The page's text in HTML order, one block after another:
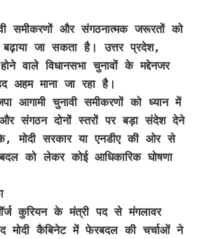
समीकरणों और संगठनात्मक जरूरतों को
जा सकता है। उत्तर प्रदेश,
वाले विधानसभा चुनावों के मद्देनजर
अहम माना जा रहा है।
आगामी चुनावी समीकरणों को ध्यान में
संगठन दोनों स्तरों पर बड़ा संदेश देने
मोदी सरकार या एनडीए की ओर से
को लेकर कोई आधिकारिक घोषणा
कुरियन के मंत्री पद से मंगलावर
मोदी कैबिनेट में फेरबदल की चर्चाओं ने